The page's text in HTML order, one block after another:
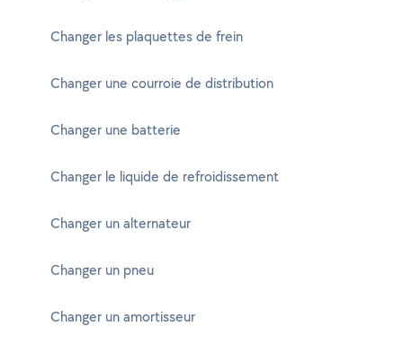
Changer les plaquettes de frein
Changer une courroie de distribution
Changer une batterie
Changer le liquide de refroidissement
Changer un alternateur
Changer un pneu
Changer un amortisseur